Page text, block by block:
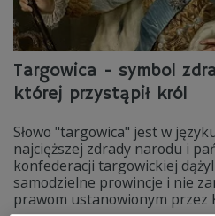
Targowica - symbol
której przystąpił król
Słowo "targowica" jest w
najcięższej zdrady narodu i
konfederacji targowickiej
samodzielne prowincje i nie
prawom ustanowionym przez